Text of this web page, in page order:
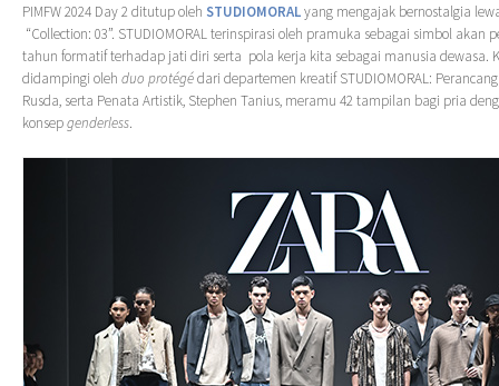
PIMFW 2024 Day 2 ditutup oleh STUDIOMORALyang mengajak bernostalgia
“Collection: 03”. STUDIOMORAL terinspirasi oleh pramuka sebagai simbol akan
tahun formatif terhadap jati diri serta pola kerja kita sebagai manusia dewasa.
didampingi oleh duo protégédari departemen kreatif STUDIOMORAL:
Rusda, serta Penata Artistik, Stephen Tanius, meramu 42 tampilan bagi pria
konsepgenderless.